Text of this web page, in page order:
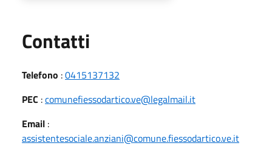
Contatti
Telefono :0415137132
PEC :comunefiessodartico.ve@legalmail.it
Email :
assistentesociale.anziani@comune.fiessodartico.ve.it